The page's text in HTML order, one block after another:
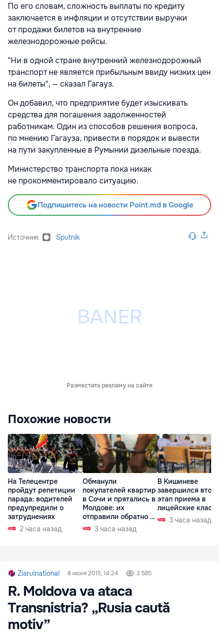
По его словам, сложность выплаты по кредиту
заключается в инфляции и отсутствии выручки
от продажи билетов на внутренние
железнодорожные рейсы.
"Ни в одной стране внутренний железнодорожный
транспорт не является прибыльным ввиду низких цен
на билеты", — сказал Гагауз.
Он добавил, что предприятие будет изыскивать
средства для погашения задолженностей
работникам. Один из способов решения вопроса,
по мнению Гагауза, привести в порядок и вывести
на пути закупленные в Румынии дизельные поезда.
Министерство транспорта пока никак
не прокомментировало ситуацию.
Подпишитесь на новости Point.md в Google
Источник Sputnik
Разместить рекламу на сайте
Похожие новости
На Телецентре
пройдут репетиции
парада: водителей
предупредили о
затруднениях
2 часа назад
Обманули
покупателей квартир
в Сочи и прятались в
Молдове: их
отправили обратно в
РФ 3 часа назад
В Кишиневе
завершился
этап приема в
лицейские
3 часа назад
Ziarulnational 8 июня 2015, 14:24 3 585
R. Moldova va ataca
Transnistria? „Rusia caută
motiv”